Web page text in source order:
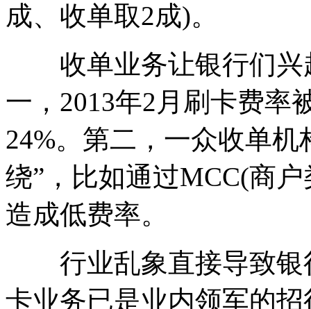
成、收单取2成)。
收单业务让银行们兴
一，2013年2月刷卡费率
24%。第二，一众收单
绕”，比如通过MCC(商
造成低费率。
行业乱象直接导致银
卡业务已是业内领军的